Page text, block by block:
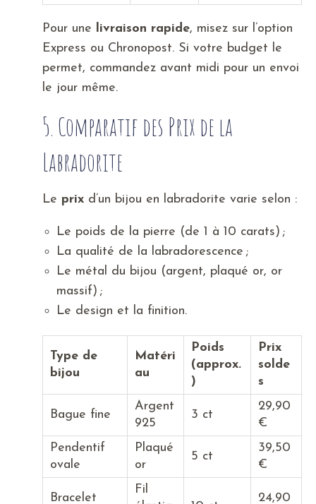
Pour une livraison rapide, misez sur l’option
Express ou Chronopost. Si votre budget le
permet, commandez avant midi pour un envoi
le jour même.
5. Comparatif des Prix de la
Labradorite
Le prix d’un bijou en labradorite varie selon :
Le poids de la pierre (de 1 à 10 carats) ;
La qualité de la labradorescence ;
Le métal du bijou (argent, plaqué or, or
massif) ;
Le design et la finition.
Type de
bijou
Matéri
au
Poids
(approx.
)
Prix
solde
s
Bague fine
Argent
925
3 ct
29,90
€
Pendentif
ovale
Plaqué
or
5 ct
39,50
€
Bracelet
Fil
24,90